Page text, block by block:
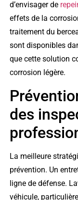
d’envisager de
effets de la
traitement du
sont disponibles
que cette solution
corrosion légère.
des
La meilleure
prévention. Un
ligne de défense.
véhicule,